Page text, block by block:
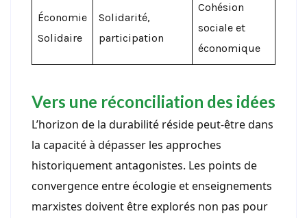
Économie
Solidaire
Solidarité,
participation
Cohésion
sociale et
économique
Vers une réconciliation des idées
L’horizon de la durabilité réside peut-être dans
la capacité à dépasser les approches
historiquement antagonistes. Les points de
convergence entre écologie et enseignements
marxistes doivent être explorés non pas pour